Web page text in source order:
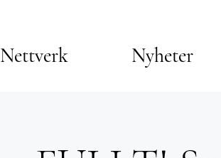
Nettverk Nyheter